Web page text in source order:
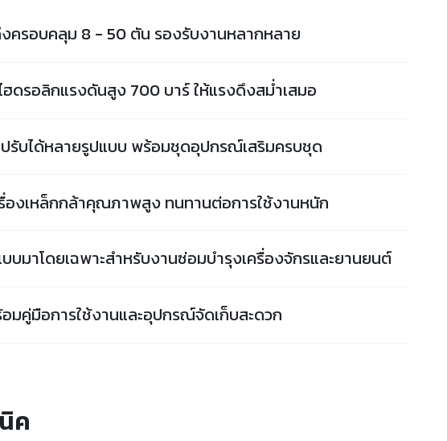
ครอบคลุม 8 - 50 ตัน รองรับงานหลากหลาย
ฮดรอลิกแรงดันสูง 700 บาร์ ให้แรงดึงสม่ำเสมอ
รับได้หลายรูปแบบ พร้อมชุดอุปกรณ์เสริมครบชุด
องเหล็กกล้าคุณภาพสูง ทนทานต่อการใช้งานหนัก
บมาโดยเฉพาะสำหรับงานซ่อมบำรุงเครื่องจักรและยานยนต์
มคู่มือการใช้งานและอุปกรณ์จัดเก็บสะดวก
ค